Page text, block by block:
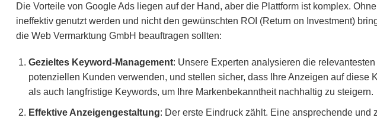
Die Vorteile von Google Ads liegen auf der Hand, aber die Plattform ist komplex.
ineffektiv genutzt werden und nicht den gewünschten ROI (Return on Investment)
die Web Vermarktung GmbH beauftragen sollten:
Gezieltes Keyword-Management: Unsere Experten analysieren die
potenziellen Kunden verwenden, und stellen sicher, dass Ihre Anzeigen auf
als auch langfristige Keywords, um Ihre Markenbekanntheit nachhaltig zu steigern.
Effektive Anzeigengestaltung: Der erste Eindruck zählt. Eine ansprechende